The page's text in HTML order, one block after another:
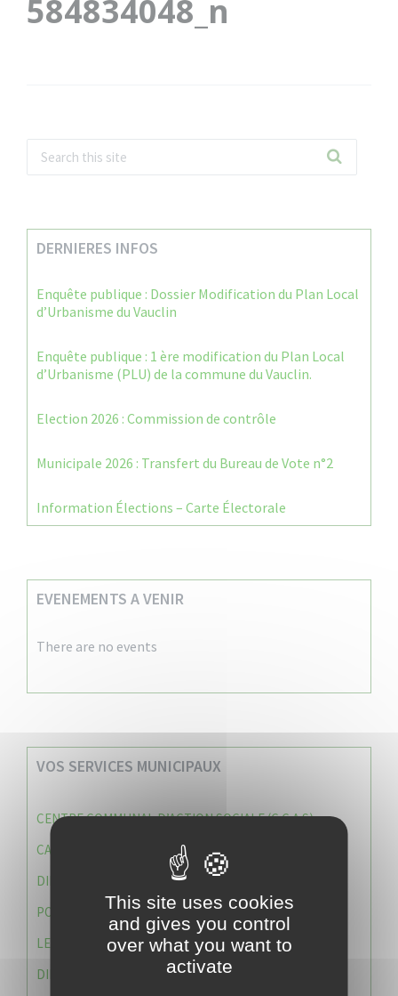
584834048_n
DERNIERES INFOS
Enquête publique : Dossier Modification du Plan Local
d’Urbanisme du Vauclin
Enquête publique : 1 ère modification du Plan Local
d’Urbanisme (PLU) de la commune du Vauclin.
Election 2026 : Commission de contrôle
Municipale 2026 : Transfert du Bureau de Vote n°2
Information Élections – Carte Électorale
EVENEMENTS A VENIR
There are no events
VOS SERVICES MUNICIPAUX
CENTRE COMMUNAL D’ACTION SOCIALE (C.C.A.S)
CAISSE DES ÉCOLES
DIRECTION DES SERVICES TECHNIQUES
POLICE MUNICIPALE
LE CABINET DU MAIRE
DIRECTION DES RESSOURCES ET MOYENS
This site uses cookies
and gives you control
over what you want to
activate